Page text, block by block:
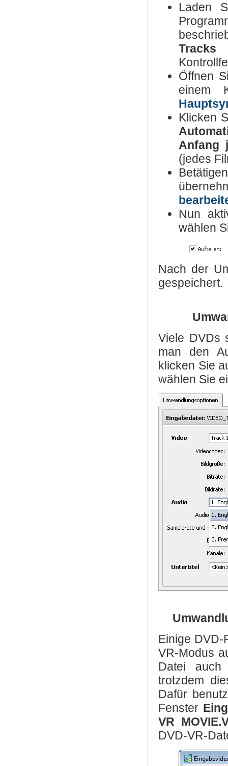
Laden
Tracks
Öffnen
einem
Klicken
Anfang
(jedes
Nun
wählen
Nach der
gespeichert.
Viele DVDs
man den
klicken Sie
wählen Sie
Einige
VR-Modus
Datei auch
trotzdem
Dafür
Fenster
DVD-VR-